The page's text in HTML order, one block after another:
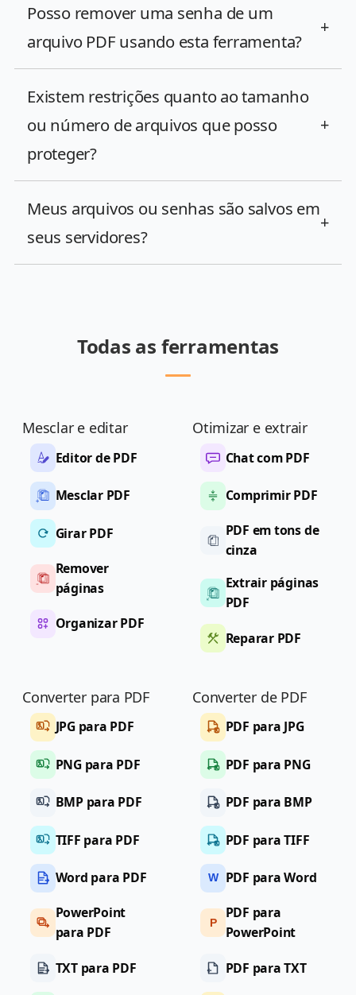
Posso remover uma senha de um
arquivo PDF usando esta ferramenta?
+
Existem restrições quanto ao tamanho
ou número de arquivos que posso
proteger?
+
Meus arquivos ou senhas são salvos em
seus servidores?
+
Todas as ferramentas
Mesclar e editar
Editor de PDF
Mesclar PDF
Girar PDF
Remover
páginas
Organizar PDF
Otimizar e extrair
Chat com PDF
Comprimir PDF
PDF em tons de
cinza
Extrair páginas
PDF
Reparar PDF
Converter para PDF
JPG para PDF
PNG para PDF
BMP para PDF
TIFF para PDF
Word para PDF
PowerPoint
para PDF
TXT para PDF
Converter de PDF
PDF para JPG
PDF para PNG
PDF para BMP
PDF para TIFF
W PDF para Word
P
PDF para
PowerPoint
PDF para TXT